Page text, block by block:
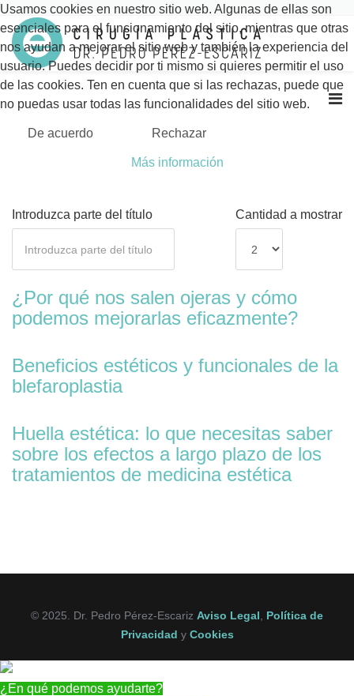
Introduzca parte del título Cantidad a mostrar
¿Por qué nos salen ojeras y cómo
podemos mejorarlas eficazmente?
Beneficios estéticos y funcionales de la
blefaroplastia
Huella estética: lo que necesitas saber
sobre los efectos a largo plazo de los
tratamientos de medicina estética
© 2025. Dr. Pedro Pérez-Escariz Aviso Legal
Política de
Privacidad y Cookies
¿En qué podemos ayudarte?
Usamos cookies en nuestro sitio web. Algunas de ellas son
esenciales para el funcionamiento del sitio, mientras que otras
nos ayudan a mejorar el sitio web y también la experiencia del
usuario. Puedes decidir por ti mismo si quieres permitir el uso
de las cookies. Ten en cuenta que si las rechazas, puede que
no puedas usar todas las funcionalidades del sitio web.
De acuerdo Rechazar
Más información